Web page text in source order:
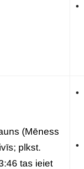
(Mēness
plkst.
tas ieiet